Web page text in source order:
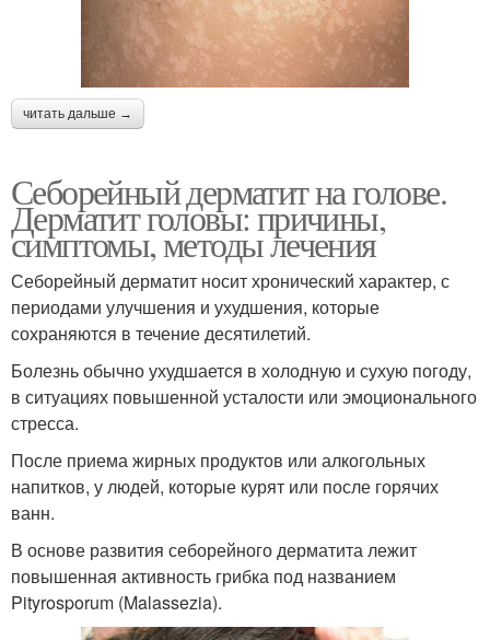
читать дальше →
Себорейный дерматит на голове.
Дерматит головы: причины,
симптомы, методы лечения
Себорейный дерматит носит хронический характер, с
периодами улучшения и ухудшения, которые
сохраняются в течение десятилетий.
Болезнь обычно ухудшается в холодную и сухую погоду,
в ситуациях повышенной усталости или эмоционального
стресса.
После приема жирных продуктов или алкогольных
напитков, у людей, которые курят или после горячих
ванн.
В основе развития себорейного дерматита лежит
повышенная активность грибка под названием
Pityrosporum (Malassezia).